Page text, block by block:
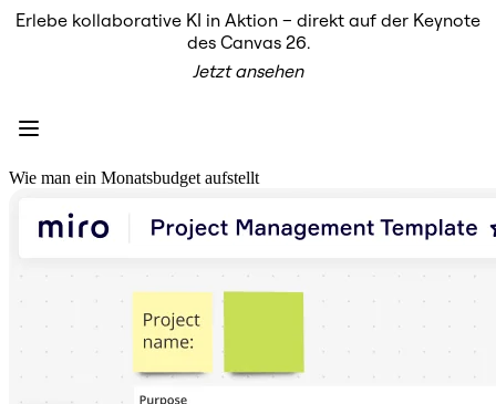
Unsere Empfehlungen
Intelligenter Canvas
KI-Übersicht
MCP-Server
MCP-Server
Blueprints
Integrationen
Sicherheit
Enterprise Guard
Entwicklerplattform
Apps herunterladen
Erlebe kollaborative KI in Aktion – direkt auf der Keynote
des Canvas 26.
Jetzt ansehen
Wie man ein Monatsbudget aufstellt